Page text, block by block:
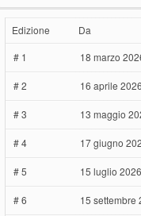
Edizione Da
# 1
18 marzo
# 2 16 aprile 2026
# 3 13 maggio
# 4 17 giugno
# 5 15 luglio 2026
# 6 15 settembre